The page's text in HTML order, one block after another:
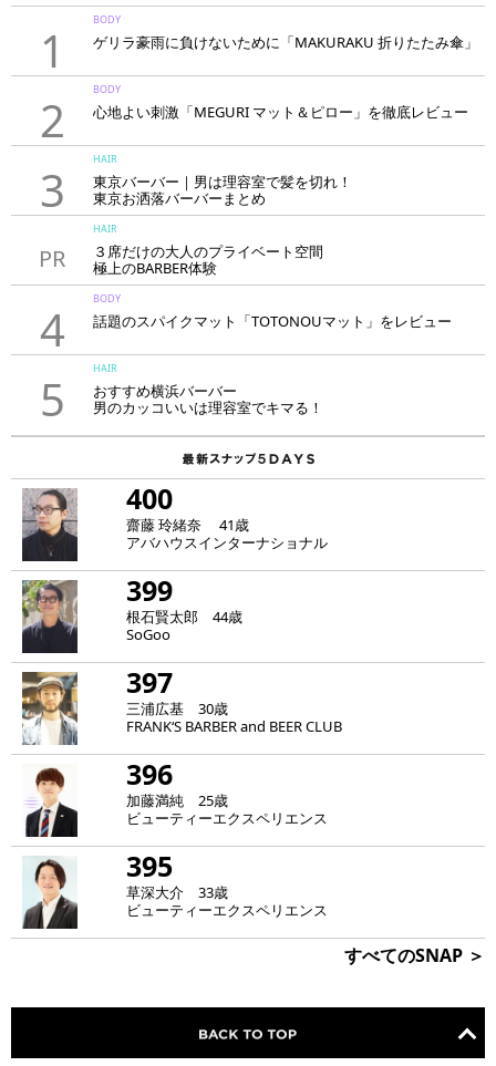
1
BODY
ゲリラ豪雨に負けないために「MAKURAKU 折りたたみ傘」
2
BODY
心地よい刺激「MEGURI マット＆ピロー」を徹底レビュー
3
HAIR
東京バーバー｜男は理容室で髪を切れ！
東京お洒落バーバーまとめ
PR
HAIR
３席だけの大人のプライベート空間
極上のBARBER体験
「LAVIE NEW STANDARD BARBER HANARE新宿店」
4
BODY
話題のスパイクマット「TOTONOUマット」をレビュー
5
HAIR
おすすめ横浜バーバー
男のカッコいいは理容室でキマる！
400
齋藤 玲緒奈 41歳
アバハウスインターナショナル
399
根石賢太郎 44歳
SoGoo
397
三浦広基 30歳
FRANK‘S BARBER and BEER CLUB
396
加藤満純 25歳
ビューティーエクスペリエンス
395
草深大介 33歳
ビューティーエクスペリエンス
すべてのSNAP ＞